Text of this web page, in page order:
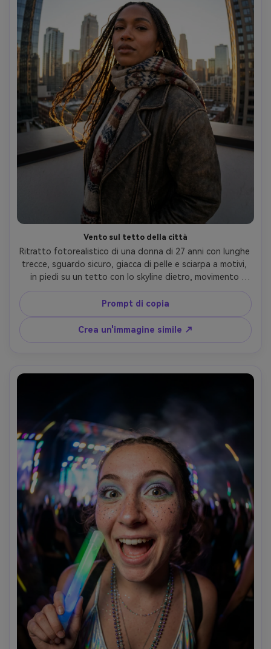
Vento sul tetto della città
Ritratto fotorealistico di una donna di 27 anni con lunghe
trecce, sguardo sicuro, giacca di pelle e sciarpa a motivi,
in piedi su un tetto con lo skyline dietro, movimento
ventoso dei capelli, sole del tardo pomeriggio con bordo
forte e riempimento delicato, Nikon Z6III, 8mm fisheye
obiettivo f/5.6, cornice eroica a basso angolo, grattacieli
curvi ai bordi, umore editoriale audace, dettagli nitidi,
colore naturale e ombre- -ar 4:5
Prompt di copia
Crea un'immagine simile ↗